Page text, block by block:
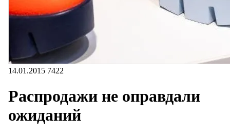
14.01.2015 7422
Распродажи не оправдали
ожиданий